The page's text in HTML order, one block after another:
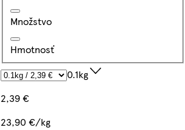
Množstvo
Hmotnosť
0.1kg
2,39 €
23,90 €/kg